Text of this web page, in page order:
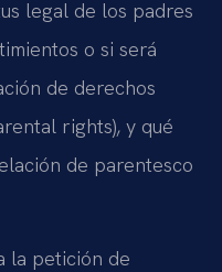
legal de los padres
o si será
de derechos
rights), y qué
de parentesco
la petición de